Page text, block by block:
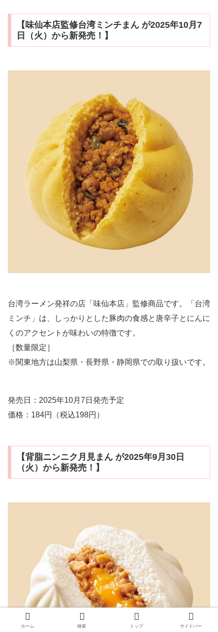
【味仙本店監修台湾ミンチまん が2025年10月7
日（火）から新発売！】
台湾ラーメン発祥の店「味仙本店」監修商品です。「台湾
ミンチ」は、しっかりとした豚肉の食感と唐辛子とにんに
くのアクセントが味わいの特徴です。
［数量限定］
※関東地方は山梨県・長野県・静岡県での取り扱いです。
発売日：2025年10月7日発売予定
価格：184円（税込198円）
【背脂ニンニク月見まん が2025年9月30日
（火）から新発売！】
ホーム 検索 トップ サイドバー